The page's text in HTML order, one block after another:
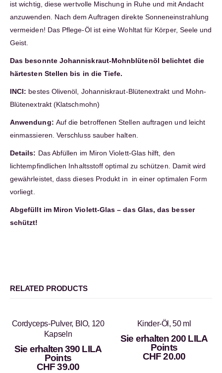
ist wichtig, diese wertvolle Mischung in Ruhe und mit Andacht
anzuwenden. Nach dem Auftragen direkte Sonneneinstrahlung
vermeiden! Das Pflege-Öl ist eine Wohltat für Körper, Seele und
Geist.
Das besonnte Johanniskraut-Mohnblütenöl belichtet die
härtesten Stellen bis in die Tiefe.
INCI: bestes Olivenöl, Johanniskraut-Blütenextrakt und Mohn-
Blütenextrakt (Klatschmohn)
Anwendung: Auf die betroffenen Stellen auftragen und leicht
einmassieren. Verschluss sauber halten.
Details: Das Abfüllen im Miron Violett-Glas hilft, den
lichtempfindlichen Inhaltsstoff optimal zu schützen. Damit wird
gewährleistet, dass dieses Produkt in in einer optimalen Form
vorliegt.
Abgefüllt im Miron Violett-Glas – das Glas, das besser
schützt!
RELATED PRODUCTS
Cordyceps-Pulver, BIO, 120
Kapseln
Sie erhalten 390 LILA
Points
CHF39.00
Kinder-Öl, 50 ml
Sie erhalten 200 LILA
Points
CHF20.00